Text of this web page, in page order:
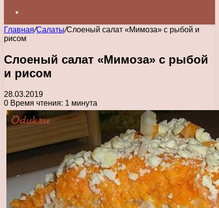
Главная/Салаты/Слоеный салат «Мимоза» с рыбой и
рисом
Слоеный салат «Мимоза» с рыбой
и рисом
28.03.2019
0 Время чтения: 1 минута